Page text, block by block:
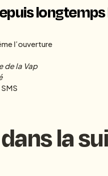
longtemps
l’ouverture
de la Vap
la